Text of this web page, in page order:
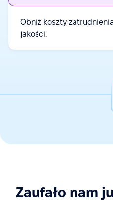
Obniż koszty
jakości.
Zaufało nam